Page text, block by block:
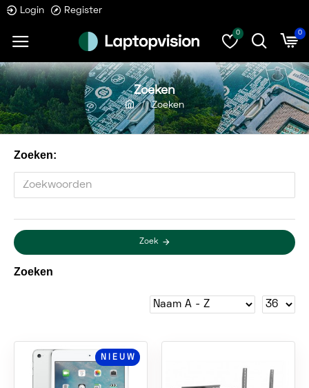
Login Register
0 0
Zoeken
Zoeken
Zoeken:
Zoek
Zoeken
NIEUW